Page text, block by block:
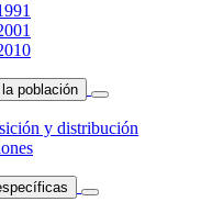
población
y distribución